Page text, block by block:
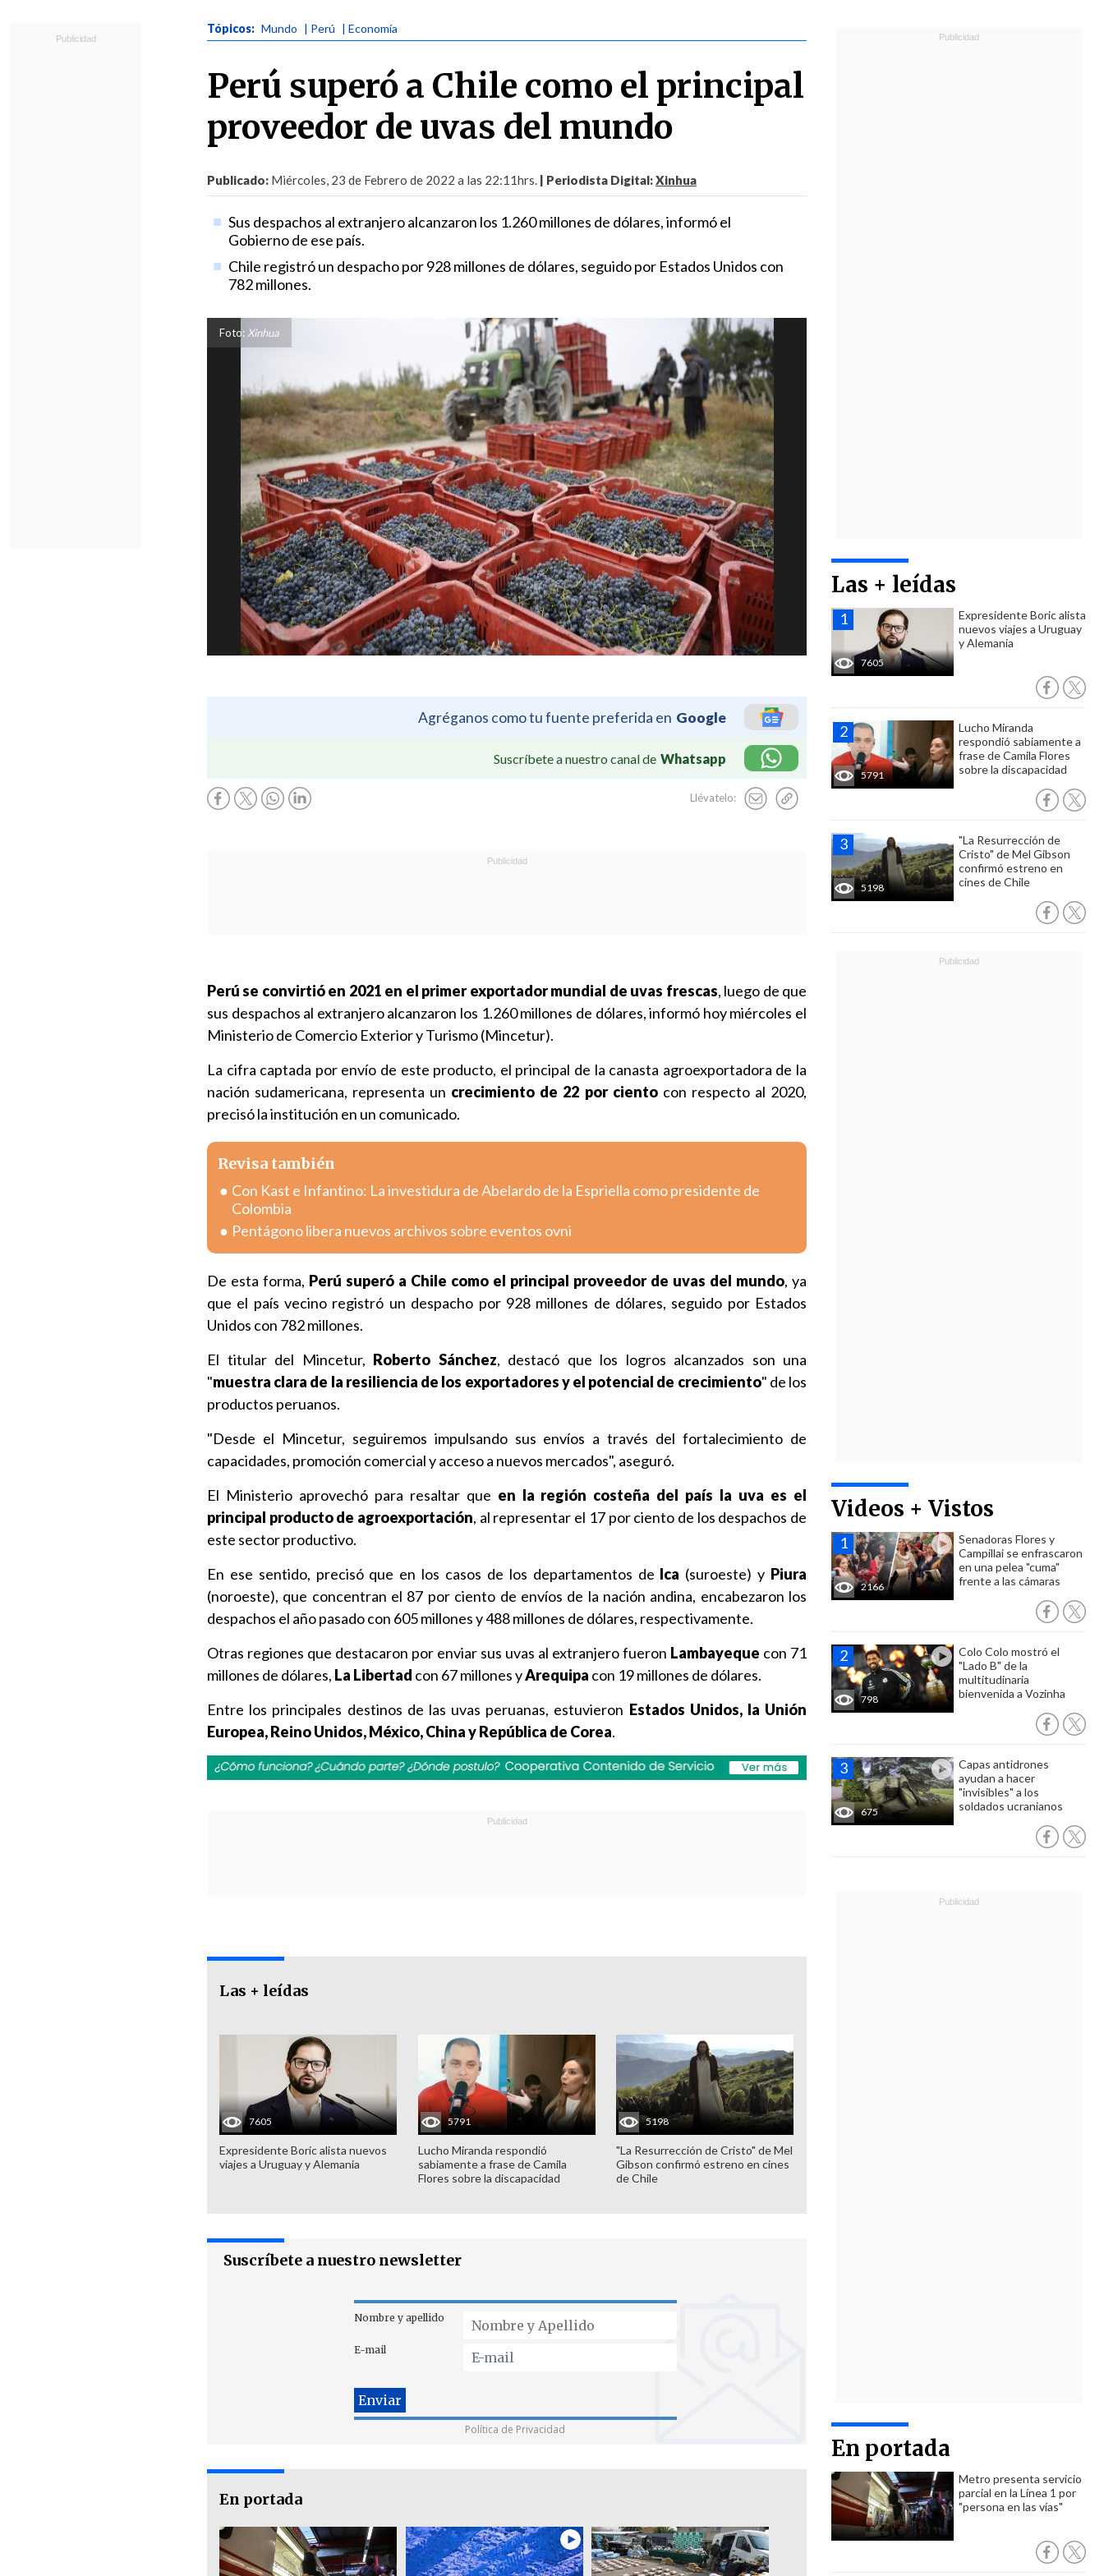
Tópicos: Mundo | Perú | Economía
Perú superó a Chile como el principal
proveedor de uvas del mundo
Publicado: Miércoles, 23 de Febrero de 2022 a las 22:11hrs. | Periodista Digital:Xinhua
Sus despachos al extranjero alcanzaron los 1.260 millones de dólares, informó el
Gobierno de ese país.
Chile registró un despacho por 928 millones de dólares, seguido por Estados Unidos con
782 millones.
Foto: Xinhua
Agréganos como tu fuente preferida en Google
Suscríbete a nuestro canal de Whatsapp
Llévatelo:
Las + leídas
7605
Expresidente Boric alista
nuevos viajes a Uruguay
y Alemania
5791
Lucho Miranda
respondió sabiamente a
frase de Camila Flores
sobre la discapacidad
5198
"La Resurrección de
Cristo" de Mel Gibson
confirmó estreno en
cines de Chile
Videos + Vistos
2166
Senadoras Flores y
Campillai se enfrascaron
en una pelea "cuma"
frente a las cámaras
798
Colo Colo mostró el
"Lado B" de la
multitudinaria
bienvenida a Vozinha
675
Capas antidrones
ayudan a hacer
"invisibles" a los
soldados ucranianos
En portada
Metro presenta servicio
parcial en la Línea 1 por
"persona en las vías"
Perú se convirtió en 2021 en el primer exportador mundial de uvas frescas, luego de que
sus despachos al extranjero alcanzaron los 1.260 millones de dólares, informó hoy miércoles el
Ministerio de Comercio Exterior y Turismo (Mincetur).
La cifra captada por envío de este producto, el principal de la canasta agroexportadora de la
nación sudamericana, representa un crecimiento de 22 por cientocon respecto al 2020,
precisó la institución en un comunicado.
Revisa también
Con Kast e Infantino: La investidura de Abelardo de la Espriella como presidente de
Colombia
Pentágono libera nuevos archivos sobre eventos ovni
De esta forma, Perú superó a Chile como el principal proveedor de uvas del mundo, ya
que el país vecino registró un despacho por 928 millones de dólares, seguido por Estados
Unidos con 782 millones.
El titular del Mincetur, Roberto Sánchez, destacó que los logros alcanzados son una
"muestra clara de la resiliencia de los exportadores y el potencial de crecimiento" de los
productos peruanos.
"Desde el Mincetur, seguiremos impulsando sus envíos a través del fortalecimiento de
capacidades, promoción comercial y acceso a nuevos mercados", aseguró.
El Ministerio aprovechó para resaltar que en la región costeña del país la uva es el
principal producto de agroexportación, al representar el 17 por ciento de los despachos de
este sector productivo.
En ese sentido, precisó que en los casos de los departamentos de Ica (suroeste) y Piura
(noroeste), que concentran el 87 por ciento de envíos de la nación andina, encabezaron los
despachos el año pasado con 605 millones y 488 millones de dólares, respectivamente.
Otras regiones que destacaron por enviar sus uvas al extranjero fueron Lambayeque con 71
millones de dólares, La Libertad con 67 millones yArequipa con 19 millones de dólares.
Entre los principales destinos de las uvas peruanas, estuvieron Estados Unidos, la Unión
Europea, Reino Unidos, México, China y República de Corea.
Las + leídas
7605
Expresidente Boric alista nuevos
viajes a Uruguay y Alemania
5791
Lucho Miranda respondió
sabiamente a frase de Camila
Flores sobre la discapacidad
5198
"La Resurrección de Cristo" de Mel
Gibson confirmó estreno en cines
de Chile
Suscríbete a nuestro newsletter
Nombre y apellido
E-mail
Política de Privacidad
En portada